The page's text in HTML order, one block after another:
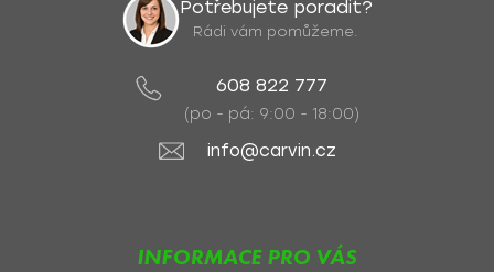
Potřebujete poradit?
Rádi vám pomůžeme.
608 822 777
(po - pá: 9:00 - 18:00)
info@carvin.cz
INFORMACE PRO VÁS